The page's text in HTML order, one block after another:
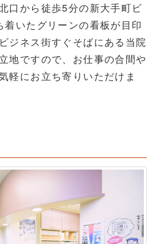
口から徒歩5分の新大手町ビ
いたグリーンの看板が目印
ジネス街すぐそばにある当院
地ですので、お仕事の合間や
軽にお立ち寄りいただけま